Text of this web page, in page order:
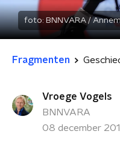
foto: BNNVARA /
Fragmenten
Vroege Vogels
BNNVARA
08 december